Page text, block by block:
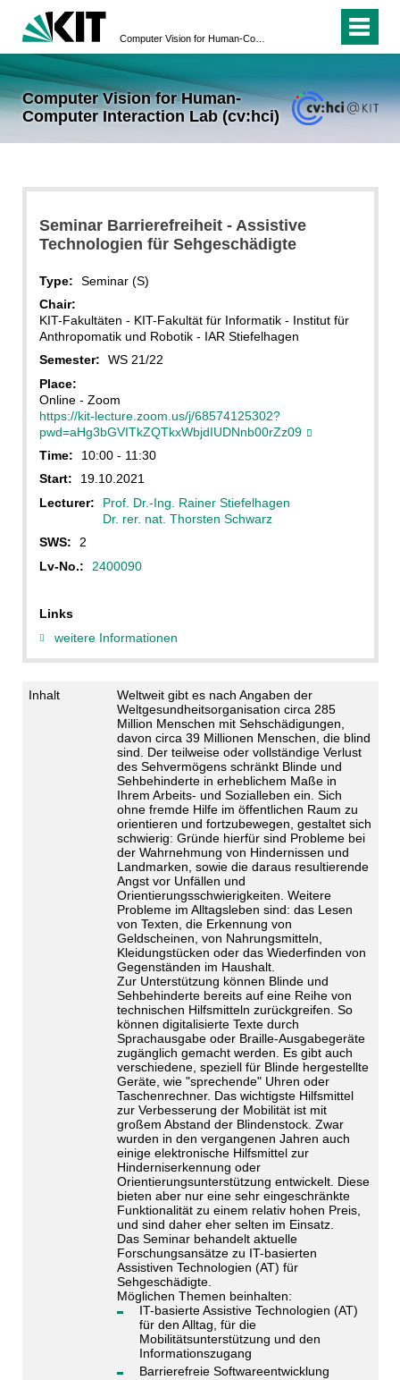
Computer Vision for Human-
Computer Interaction Lab (cv:hci)
Seminar Barrierefreiheit - Assistive
Technologien für Sehgeschädigte
Type:
Seminar (S)
Chair:
KIT-Fakultäten - KIT-Fakultät für Informatik - Institut für
Anthropomatik und Robotik - IAR Stiefelhagen
Semester:
WS 21/22
Place:
Online - Zoom
https://kit-lecture.zoom.us/j/68574125302?
pwd=aHg3bGVITkZQTkxWbjdIUDNnb00rZz09
Time:
10:00 - 11:30
Start:
19.10.2021
Lecturer:
Prof. Dr.-Ing. Rainer Stiefelhagen
Dr. rer. nat. Thorsten Schwarz
SWS:
2
Lv-No.:
2400090
Links
weitere Informationen
Inhalt
Weltweit gibt es nach Angaben der
Weltgesundheitsorganisation circa 285
Million Menschen mit Sehschädigungen,
davon circa 39 Millionen Menschen, die blind
sind. Der teilweise oder vollständige Verlust
des Sehvermögens schränkt Blinde und
Sehbehinderte in erheblichem Maße in
Ihrem Arbeits- und Sozialleben ein. Sich
ohne fremde Hilfe im öffentlichen Raum zu
orientieren und fortzubewegen, gestaltet sich
schwierig: Gründe hierfür sind Probleme bei
der Wahrnehmung von Hindernissen und
Landmarken, sowie die daraus resultierende
Angst vor Unfällen und
Orientierungsschwierigkeiten. Weitere
Probleme im Alltagsleben sind: das Lesen
von Texten, die Erkennung von
Geldscheinen, von Nahrungsmitteln,
Kleidungstücken oder das Wiederfinden von
Gegenständen im Haushalt.
Zur Unterstützung können Blinde und
Sehbehinderte bereits auf eine Reihe von
technischen Hilfsmitteln zurückgreifen. So
können digitalisierte Texte durch
Sprachausgabe oder Braille-Ausgabegeräte
zugänglich gemacht werden. Es gibt auch
verschiedene, speziell für Blinde hergestellte
Geräte, wie "sprechende" Uhren oder
Taschenrechner. Das wichtigste Hilfsmittel
zur Verbesserung der Mobilität ist mit
großem Abstand der Blindenstock. Zwar
wurden in den vergangenen Jahren auch
einige elektronische Hilfsmittel zur
Hinderniserkennung oder
Orientierungsunterstützung entwickelt. Diese
bieten aber nur eine sehr eingeschränkte
Funktionalität zu einem relativ hohen Preis,
und sind daher eher selten im Einsatz.
Das Seminar behandelt aktuelle
Forschungsansätze zu IT-basierten
Assistiven Technologien (AT) für
Sehgeschädigte.
Möglichen Themen beinhalten:
IT-basierte Assistive Technologien (AT)
für den Alltag, für die
Mobilitätsunterstützung und den
Informationszugang
Barrierefreie Softwareentwicklung